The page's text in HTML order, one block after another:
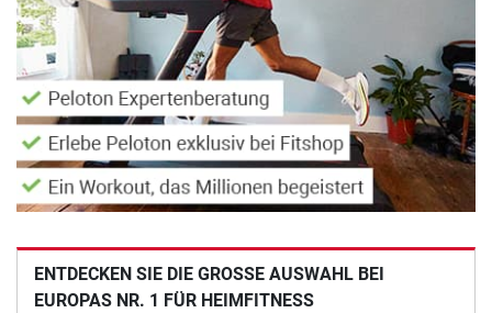
ENTDECKEN SIE DIE GROSSE AUSWAHL BEI E
UROPAS NR. 1 FÜR HEIMFITNESS